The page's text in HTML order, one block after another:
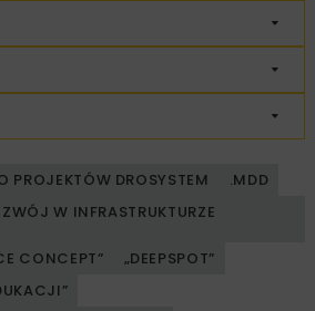
PROJEKTÓW DROSYSTEM
.MDD
W INFRASTRUKTURZE
CONCEPT”
„DEEPSPOT”